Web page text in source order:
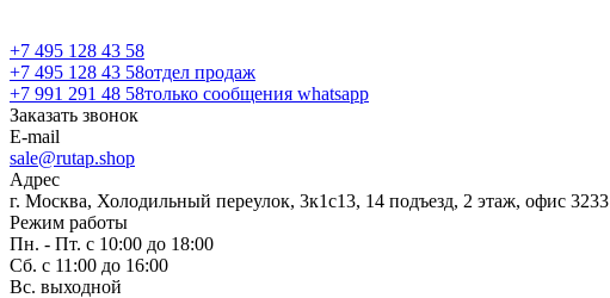
+7 495 128 43 58
+7 495 128 43 58отдел продаж
+7 991 291 48 58только сообщения whatsapp
Заказать звонок
E-mail
sale@rutap.shop
Адрес
г. Москва, Холодильный переулок, 3к1с13, 14 подъезд, 2 этаж, офис 3233
Режим работы
Пн. - Пт. с 10:00 до 18:00
Сб. с 11:00 до 16:00
Вс. выходной